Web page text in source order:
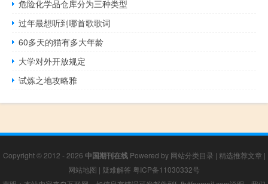
危险化学品仓库分为三种类型
过年最想听到哪首歌歌词
60多天的猫有多大年龄
大学对外开放规定
试炼之地攻略雅
Copyright © 2012 - 2026 中国期刊在线Powered by 网站分类目录 | 精选推荐文章 |
网站地图 | 疑难解答 粤ICP备11030332号